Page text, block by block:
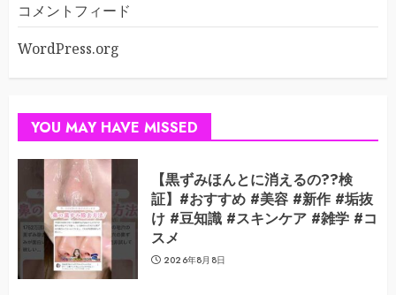
コメントフィード
WordPress.org
YOU MAY HAVE MISSED
【黒ずみほんとに消えるの??検
証】#おすすめ #美容 #新作 #垢抜
け #豆知識 #スキンケア #雑学 #コ
スメ
2026年8月8日